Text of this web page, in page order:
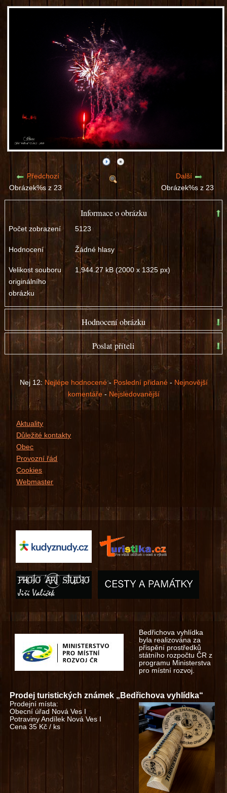
Předchozí
Obrázek%s z 23
Další
Obrázek%s z 23
Informace o obrázku
Počet zobrazení 5123
Hodnocení Žádné hlasy
Velikost souboru
originálního
obrázku
1,944.27 kB (2000 x 1325 px)
Hodnocení obrázku
špatný dobrý
Poslat příteli
Prosím, přihlašte se ...
Nej 12: Nejlépe hodnocené- Poslední přidané- Nejnovější
komentáře- Nejsledovanější
Aktuality
Důležité kontakty
Obec
Provozní řád
Cookies
Webmaster
Bedřichova vyhlídka
byla realizována za
přispění prostředků
státního rozpočtu ČR z
programu Ministerstva
pro místní rozvoj.
Prodej turistických známek „Bedřichova vyhlídka“
Prodejní místa:
Obecní úřad Nová Ves I
Potraviny Andílek Nová Ves I
Cena 35 Kč / ks